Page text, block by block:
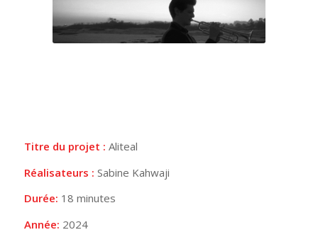
Titre du projet : Aliteal
Réalisateurs : Sabine Kahwaji
Durée: 18 minutes
Année: 2024